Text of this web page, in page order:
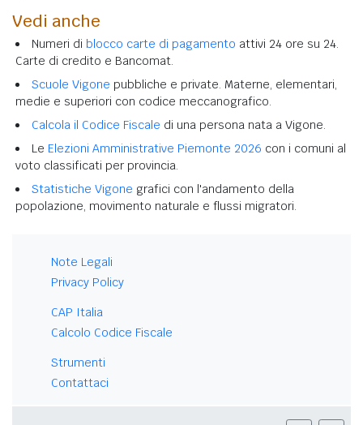
Vedi anche
Numeri di blocco carte di pagamento attivi 24 ore su 24.
Carte di credito e Bancomat.
Scuole Vigone pubbliche e private. Materne, elementari,
medie e superiori con codice meccanografico.
Calcola il Codice Fiscale di una persona nata a Vigone.
Le Elezioni Amministrative Piemonte 2026 con i comuni al
voto classificati per provincia.
Statistiche Vigone grafici con l'andamento della
popolazione, movimento naturale e flussi migratori.
Note Legali
Privacy Policy
CAP Italia
Calcolo Codice Fiscale
Strumenti
Contattaci